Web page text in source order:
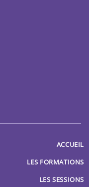
ACCUEIL
LES FORMATIONS
LES SESSIONS